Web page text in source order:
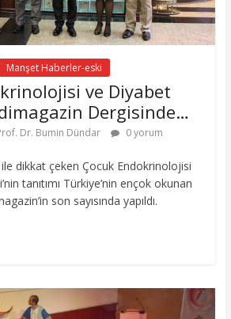
Manşet Haberler-eski
ve Diyabet
Dergisinde…
Dr. Bumin Dündar 0 yorum
ile dikkat çeken Çocuk Endokrinolojisi
tanıtımı Türkiye’nin ençok okunan
son sayısında yapıldı.